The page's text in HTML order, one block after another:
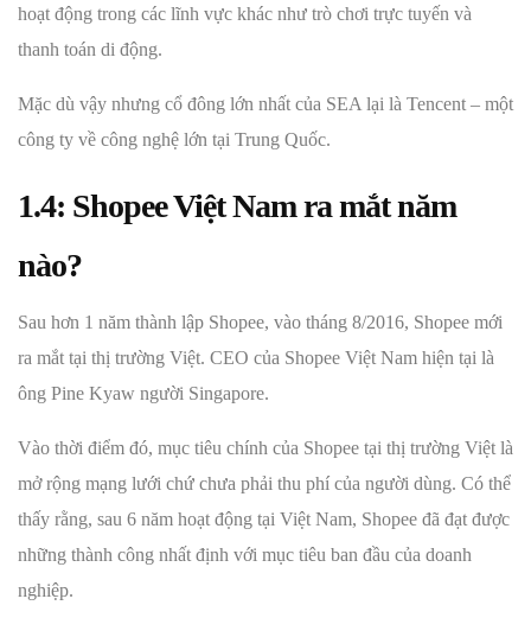
hoạt động trong các lĩnh vực khác như trò chơi trực tuyến và
thanh toán di động.
Mặc dù vậy nhưng cổ đông lớn nhất của SEA lại là Tencent – một
công ty về công nghệ lớn tại Trung Quốc.
1.4: Shopee Việt Nam ra mắt năm
nào?
Sau hơn 1 năm thành lập Shopee, vào tháng 8/2016, Shopee mới
ra mắt tại thị trường Việt. CEO của Shopee Việt Nam hiện tại là
ông Pine Kyaw người Singapore.
Vào thời điểm đó, mục tiêu chính của Shopee tại thị trường Việt là
mở rộng mạng lưới chứ chưa phải thu phí của người dùng. Có thể
thấy rằng, sau 6 năm hoạt động tại Việt Nam, Shopee đã đạt được
những thành công nhất định với mục tiêu ban đầu của doanh
nghiệp.